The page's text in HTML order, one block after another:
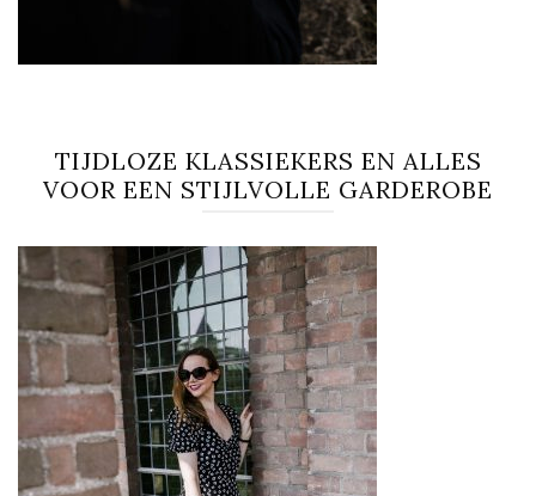
TIJDLOZE KLASSIEKERS EN ALLES
VOOR EEN STIJLVOLLE GARDEROBE